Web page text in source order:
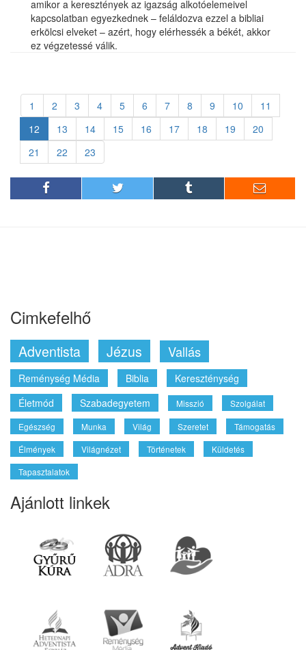
amikor a keresztények az igazság alkotóelemeivel
kapcsolatban egyezkednek – feláldozva ezzel a bibliai
erkölcsi elveket – azért, hogy elérhessék a békét, akkor
ez végzetessé válik.
1 2 3 4 5 6 7 8 9 10
11
12
13 14 15 16 17 18 19
20
21
22 23
Cimkefelhő
Adventista Jézus Vallás
Reménység Média Biblia
Kereszténység
Életmód
Szabadegyetem Misszió
Szolgálat
Egészség
Munka Világ Szeretet
Támogatás
Élmények
Világnézet Történetek
Küldetés
Tapasztalatok
Ajánlott linkek